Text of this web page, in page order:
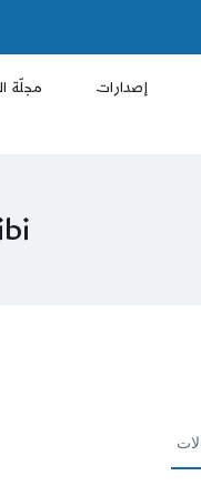
إصدارات مجلّة